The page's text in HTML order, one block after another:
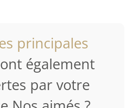
principales
également
par votre